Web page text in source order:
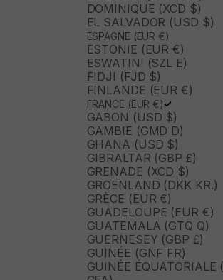
DOMINIQUE (XCD $)
EL SALVADOR (USD $)
ESPAGNE (EUR €)
ESTONIE (EUR €)
ESWATINI (SZL E)
FIDJI (FJD $)
FINLANDE (EUR €)
FRANCE (EUR €)
GABON (USD $)
GAMBIE (GMD D)
GHANA (USD $)
GIBRALTAR (GBP £)
GRENADE (XCD $)
GROENLAND (DKK KR.)
GRÈCE (EUR €)
GUADELOUPE (EUR €)
GUATEMALA (GTQ Q)
GUERNESEY (GBP £)
GUINÉE (GNF FR)
GUINÉE ÉQUATORIALE